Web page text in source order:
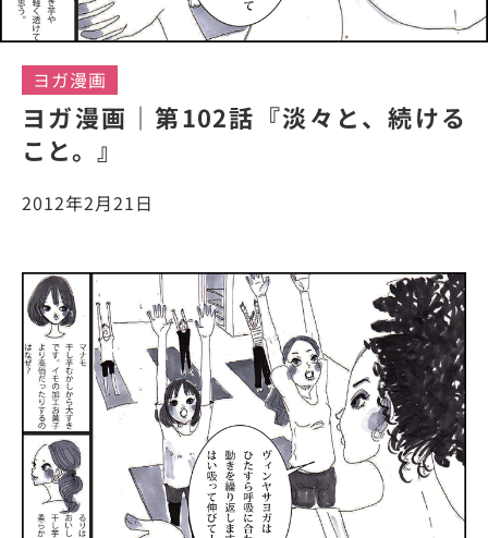
ヨガ漫画
ヨガ漫画｜第102話『淡々と、続ける
こと。』
2012年2月21日